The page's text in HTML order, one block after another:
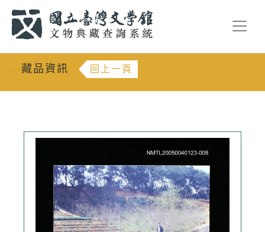
::: 藏品資訊 回上一頁